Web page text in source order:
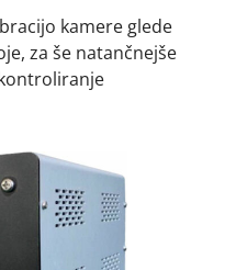
kamere glede
za še natančnejše